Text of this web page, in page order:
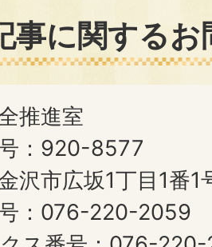
事に関する
推進室
：920-8577
沢市広坂1丁目1番1
：076-220-2059